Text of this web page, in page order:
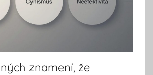
znamení, že